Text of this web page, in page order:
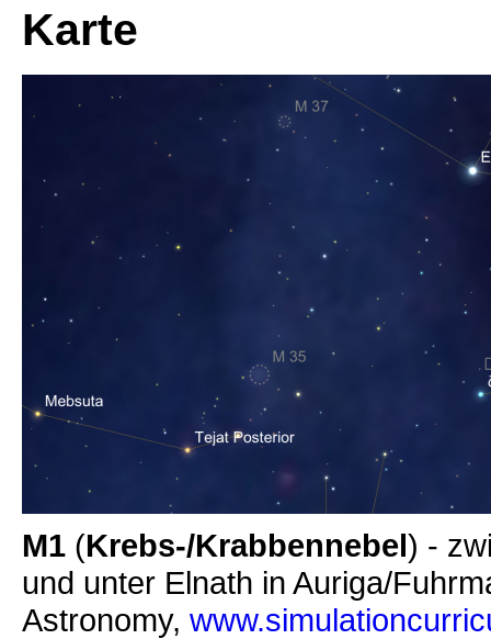
Karte
M1 (Krebs-/Krabbennebel) -
und unter Elnath in Auriga/
Astronomy,